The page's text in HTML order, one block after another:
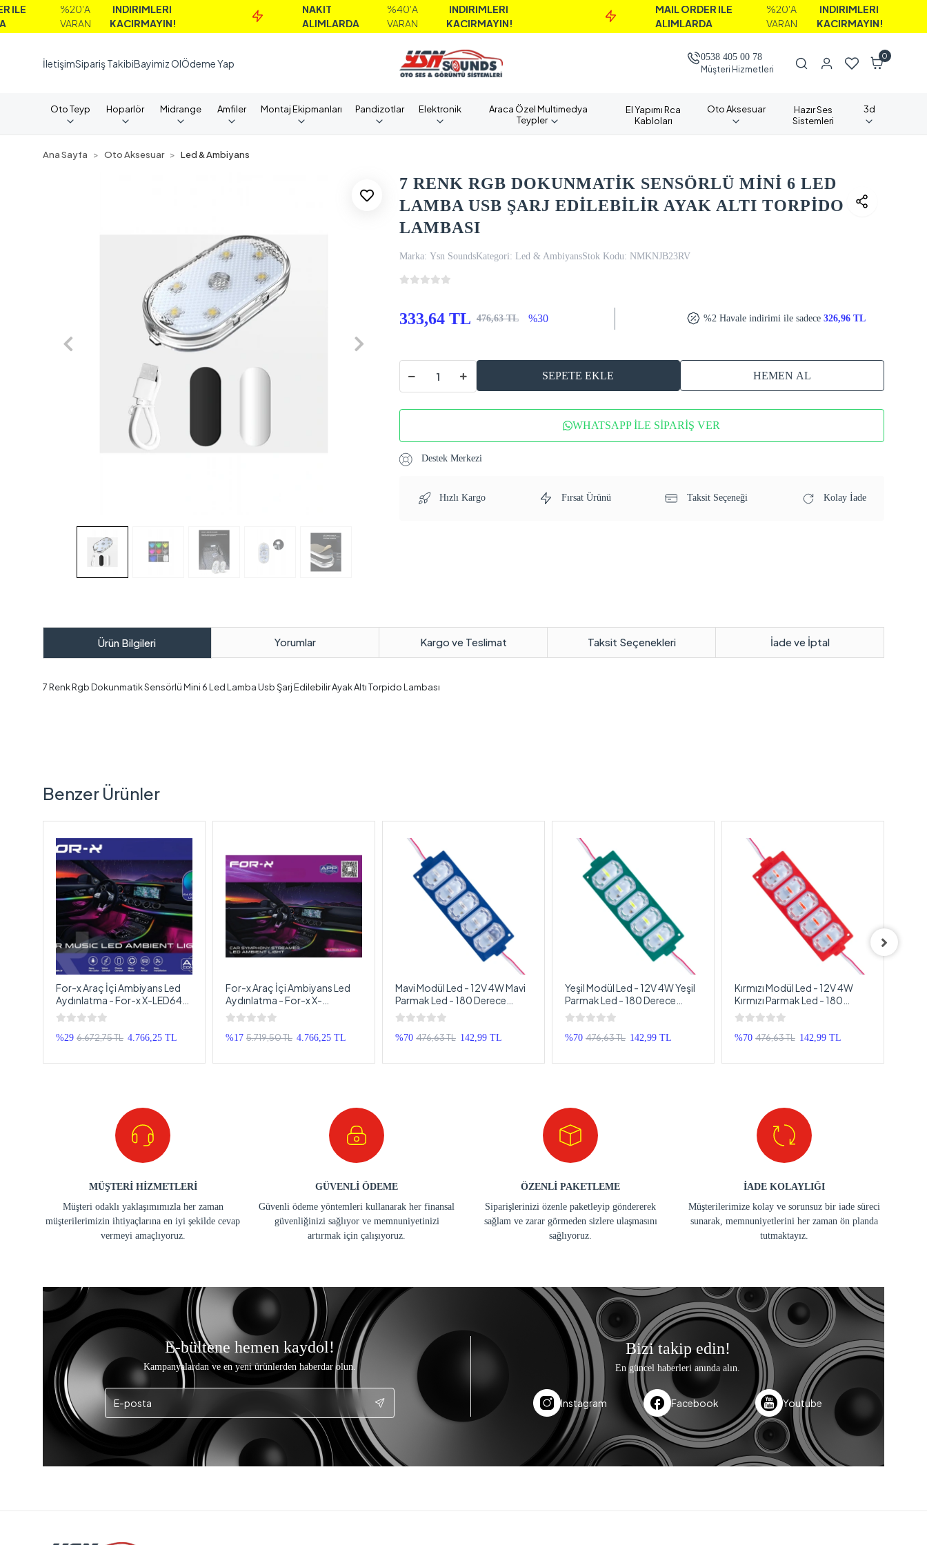
%20'A
İNDİRİMLERİ
KAÇIRMAYIN!
ALIMLARDA
VARAN
İNDİRİMLERİ
KAÇIRMAYIN!
MAİL ORDER İLE
ALIMLARDA
%20'A
İNDİRİMLERİ
KAÇIRMAYIN!
İletişimSipariş TakibiBayimiz OlÖdeme Yap
0538 405 00 78
Müşteri Hizmetleri
0
Oto Teyp Hoparlör Midrange Amfiler Montaj Ekipmanları Pandizotlar Elektronik
Araca Özel Multimedya
Teypler
El Yapımı Rca
Kabloları
Oto Aksesuar
Hazır Ses
Sistemleri
3d
Ana Sayfa Oto Aksesuar Led & Ambiyans
7 RENK RGB DOKUNMATİK SENSÖRLÜ MİNİ 6 LED
LAMBA USB ŞARJ EDİLEBİLİR AYAK ALTI TORPİDO
LAMBASI
Marka: Ysn SoundsKategori: Led & AmbiyansStok Kodu: NMKNJB23RV
333,64 TL 476,63 TL %30 %2 Havale indirimi ile sadece326,96 TL
SEPETE EKLE HEMEN AL
WHATSAPP İLE SİPARİŞ VER
Destek Merkezi
Hızlı Kargo Fırsat Ürünü Taksit Seçeneği Kolay İade
Ürün Bilgileri Yorumlar Kargo ve Teslimat Taksit Seçenekleri İade ve İptal
7 Renk Rgb Dokunmatik Sensörlü Mini 6 Led Lamba Usb Şarj Edilebilir Ayak Altı Torpido Lambası
Benzer Ürünler
For-x Araç İçi Ambiyans Led
Aydınlatma - For-x X-LED64P
64 Renkli Müziğe Duyarlı RBG
Led Ambians Aydınlatma
%29 6.672,75 TL 4.766,25 TL
For-x Araç İçi Ambiyans Led
Aydınlatma - For-x X-
24LED64P Animasyonlu 64
Renkli Müziğe Duyarlı RBG Led
Ambians Aydınlatma
%17 5.719,50 TL 4.766,25 TL
Mavi Modül Led - 12V 4W Mavi
Parmak Led - 180 Derece
280LM Profesyonel Modül
Led - 1 Adet
%70 476,63 TL 142,99 TL
Yeşil Modül Led - 12V 4W Yeşil
Parmak Led - 180 Derece
280LM Profesyonel Modül
Led - 1 Adet
%70 476,63 TL 142,99 TL
Kırmızı Modül Led - 12V 4W
Kırmızı Parmak Led - 180
Derece 280LM Profesyonel
Modül Led - 1 Adet
%70 476,63 TL 142,99 TL
MÜŞTERİ HİZMETLERİ
Müşteri odaklı yaklaşımımızla her zaman
müşterilerimizin ihtiyaçlarına en iyi şekilde cevap
vermeyi amaçlıyoruz.
GÜVENLİ ÖDEME
Güvenli ödeme yöntemleri kullanarak her finansal
güvenliğinizi sağlıyor ve memnuniyetinizi
artırmak için çalışıyoruz.
ÖZENLİ PAKETLEME
Siparişlerinizi özenle paketleyip göndererek
sağlam ve zarar görmeden sizlere ulaşmasını
sağlıyoruz.
İADE KOLAYLIĞI
Müşterilerimize kolay ve sorunsuz bir iade süreci
sunarak, memnuniyetlerini her zaman ön planda
tutmaktayız.
E-bültene hemen kaydol!
Kampanyalardan ve en yeni ürünlerden haberdar olun.
Bizi takip edin!
En güncel haberleri anında alın.
Instagram Facebook Youtube